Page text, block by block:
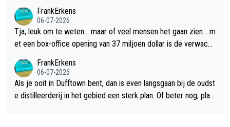
FrankErkens
06-07-2026
Tja, leuk om te weten... maar of veel mensen het gaan zien... m
et een box-office opening van 37 miljoen dollar is de verwacht
FrankErkens
06-07-2026
Als je ooit in Dufftown bent, dan is even langsgaan bij de oudst
e distilleerderij in het gebied een sterk plan. Of beter nog; plan